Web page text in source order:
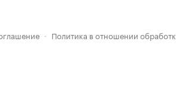
· Политика в отношении